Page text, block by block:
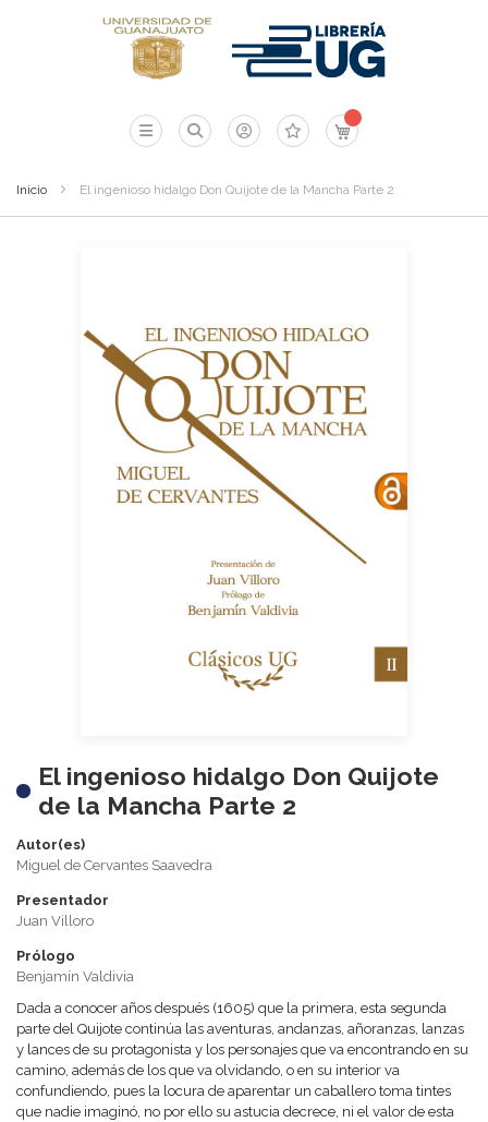
Mi carrito
Inicio El ingenioso hidalgo Don Quijote de la Mancha Parte 2
El ingenioso hidalgo Don Quijote
de la Mancha Parte 2
Autor(es)
Miguel de Cervantes Saavedra
Presentador
Juan Villoro
Prólogo
Benjamín Valdivia
Dada a conocer años después (1605) que la primera, esta segunda
parte del Quijote continúa las aventuras, andanzas, añoranzas, lanzas
y lances de su protagonista y los personajes que va encontrando en su
camino, además de los que va olvidando, o en su interior va
confundiendo, pues la locura de aparentar un caballero toma tintes
que nadie imaginó, no por ello su astucia decrece, ni el valor de esta